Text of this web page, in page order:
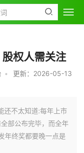
权人需关注
•
更新：2026-05-13
还不太知道:每年上市
部公布完毕，而全年
年终奖都要晚一点是